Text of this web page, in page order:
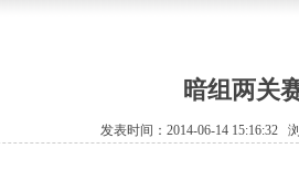
暗组两关
发表时间：2014-06-14 15:16:32